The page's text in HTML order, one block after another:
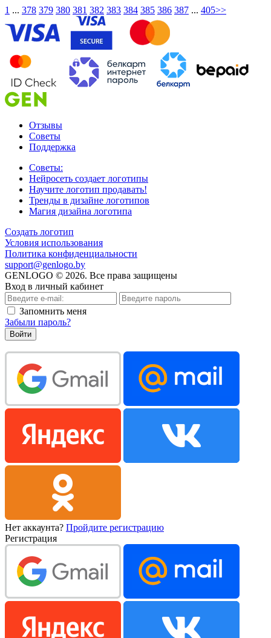
1 ... 378 379 380 381 382 383 384 385 386 387 ... 405>>
Отзывы
Советы
Поддержка
Советы:
Нейросеть создает логотипы
Научите логотип продавать!
Тренды в дизайне логотипов
Магия дизайна логотипа
Создать логотип
Условия использования
Политика конфиденциальности
support@genlogo.by
GENLOGO © 2026. Все права защищены
Вход в личный кабинет
Запомнить меня
Забыли пароль?
Нет аккаунта? Пройдите регистрацию
Регистрация